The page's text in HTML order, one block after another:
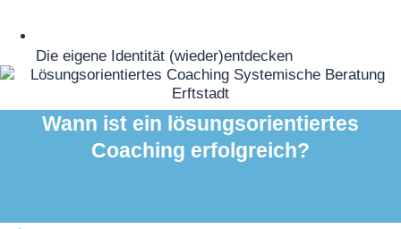
Die eigene Identität (wieder)entdecken
Wann ist ein lösungsorientiertes
Coaching erfolgreich?